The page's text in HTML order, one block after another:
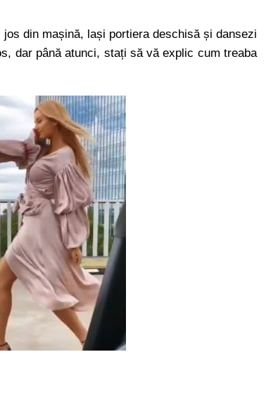
din mașină, lași portiera deschisă și dansezi
dar până atunci, stați să vă explic cum treaba